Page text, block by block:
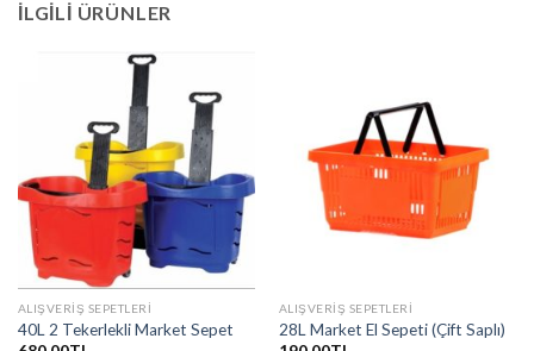
İLGILI ÜRÜNLER
ALIŞVERIŞ SEPETLERI
40L 2 Tekerlekli Market Sepet
ALIŞVERIŞ SEPETLERI
28L Market El Sepeti (Çift Saplı)